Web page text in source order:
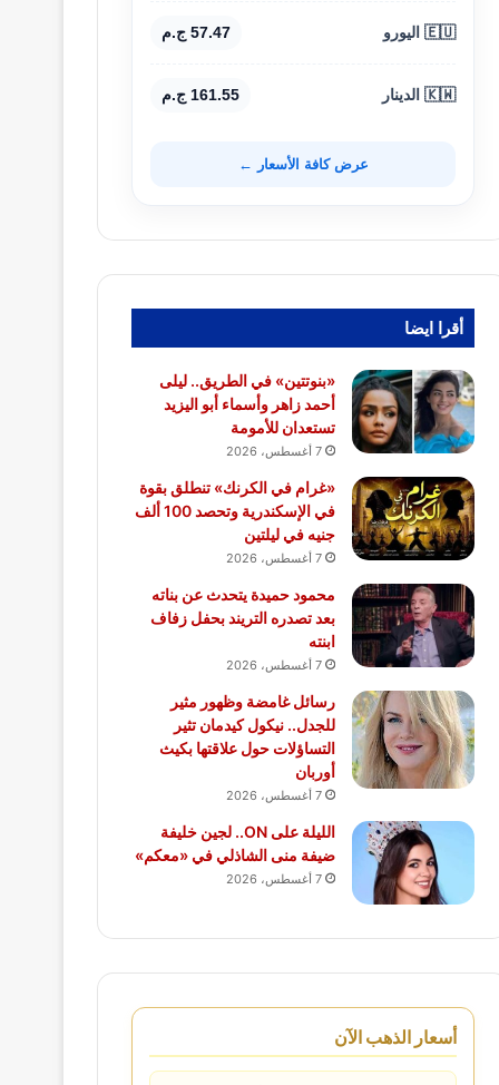
🇪🇺 اليورو 57.47 ج.م
🇰🇼 الدينار 161.55 ج.م
عرض كافة الأسعار ←
أقرا ايضا
«بنوتتين» في الطريق.. ليلى
أحمد زاهر وأسماء أبو اليزيد
تستعدان للأمومة
7 أغسطس، 2026
«غرام في الكرنك» تنطلق بقوة
في الإسكندرية وتحصد 100 ألف
جنيه في ليلتين
7 أغسطس، 2026
محمود حميدة يتحدث عن بناته
بعد تصدره التريند بحفل زفاف
ابنته
7 أغسطس، 2026
رسائل غامضة وظهور مثير
للجدل.. نيكول كيدمان تثير
التساؤلات حول علاقتها بكيث
أوربان
7 أغسطس، 2026
الليلة على ON.. لجين خليفة
ضيفة منى الشاذلي في «معكم»
7 أغسطس، 2026
أسعار الذهب الآن